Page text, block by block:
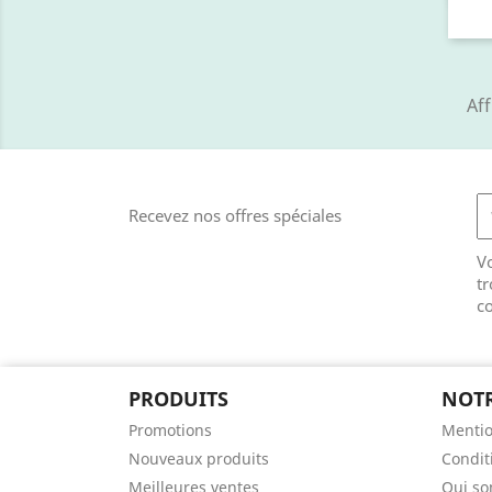
Recevez nos offres spéciales
PRODUITS
Promotions
Nouveaux produits
Meilleures ventes
Qui